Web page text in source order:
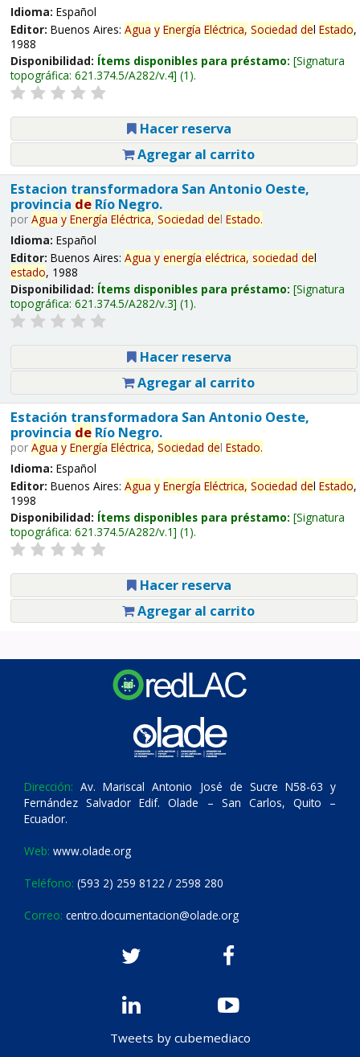
Idioma: Español
Editor: Buenos Aires: Agua y Energía Eléctrica, Sociedad del Estado,
1988
Disponibilidad: Ítems disponibles para préstamo: Signatura
topográfica: 621.374.5/A282/v.4 (1).
Hacer reserva
Agregar al carrito
Estacion transformadora San Antonio Oeste,
provincia deRío Negro.
por Agua y Energía Eléctrica, Sociedad del Estado.
Idioma: Español
Editor: Buenos Aires: Agua y energía eléctrica, sociedad del
estado, 1988
Disponibilidad: Ítems disponibles para préstamo: Signatura
topográfica: 621.374.5/A282/v.3 (1).
Hacer reserva
Agregar al carrito
Estación transformadora San Antonio Oeste,
provincia deRío Negro.
por Agua y Energía Eléctrica, Sociedad del Estado.
Idioma: Español
Editor: Buenos Aires: Agua y Energía Eléctrica, Sociedad del Estado,
1998
Disponibilidad: Ítems disponibles para préstamo: Signatura
topográfica: 621.374.5/A282/v.1 (1).
Hacer reserva
Agregar al carrito
Dirección: Av. Mariscal Antonio José de Sucre N58-63 y
Fernández Salvador Edif. Olade – San Carlos, Quito –
Ecuador.
Web: www.olade.org
Teléfono: (593 2) 259 8122 / 2598 280
Correo: centro.documentacion@olade.org
Tweets by cubemediaco